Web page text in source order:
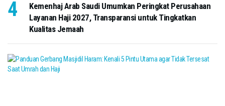
Kemenhaj Arab Saudi Umumkan Peringkat Perusahaan
Layanan Haji 2027, Transparansi untuk Tingkatkan
Kualitas Jemaah